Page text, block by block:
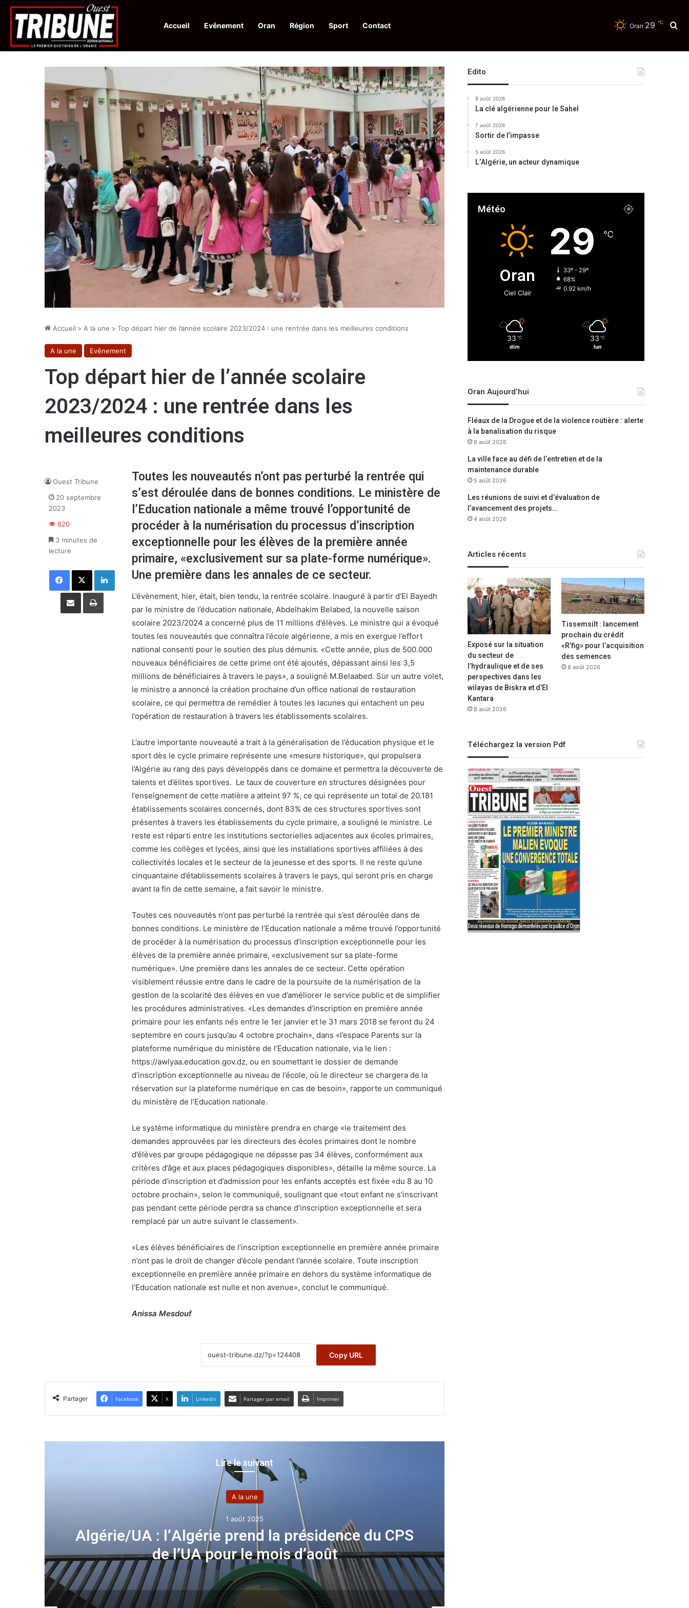
Accueil Evênement Oran Région Sport Contact Oran 29 ℃
Infos en Direct: La revue El Djeïch : l’Algérie poursuit la réalisation d’acquis qualitatifs et historiques dans un climat de sécurité et de stabilité
Accueil > A la une > Top départ hier de l’année scolaire 2023/2024 : une rentrée dans les meilleures conditions
A la une Evênement
Top départ hier de l’année scolaire
2023/2024 : une rentrée dans les
meilleures conditions
Toutes les nouveautés n’ont pas perturbé la rentrée qui
s’est déroulée dans de bonnes conditions. Le ministère de
l’Education nationale a même trouvé l’opportunité de
procéder à la numérisation du processus d’inscription
exceptionnelle pour les élèves de la première année
primaire, «exclusivement sur sa plate-forme numérique».
Une première dans les annales de ce secteur.
L’évènement, hier, était, bien tendu, la rentrée scolaire. Inauguré à partir d’El Bayedh
par le ministre de l’éducation nationale, Abdelhakim Belabed, la nouvelle saison
scolaire 2023/2024 a concerné plus de 11 millions d’élèves. Le ministre qui a évoqué
toutes les nouveautés que connaîtra l’école algérienne, a mis en exergue l’effort
national consenti pour le soutien des plus démunis. «Cette année, plus de 500.000
nouveaux bénéficiaires de cette prime ont été ajoutés, dépassant ainsi les 3,5
millions de bénéficiaires à travers le pays», a souligné M.Belaabed. Sur un autre volet,
le ministre a annoncé la création prochaine d’un office national de restauration
scolaire, ce qui permettra de remédier à toutes les lacunes qui entachent un peu
l’opération de restauration à travers les établissements scolaires.
L’autre importante nouveauté a trait à la généralisation de l’éducation physique et le
sport dès le cycle primaire représente une «mesure historique», qui propulsera
l’Algérie au rang des pays développés dans ce domaine et permettra la découverte de
talents et d’élites sportives. Le taux de couverture en structures désignées pour
l’enseignement de cette matière a atteint 97 %, ce qui représente un total de 20.181
établissements scolaires concernés, dont 83% de ces structures sportives sont
présentes à travers les établissements du cycle primaire, a souligné le ministre. Le
reste est réparti entre les institutions sectorielles adjacentes aux écoles primaires,
comme les collèges et lycées, ainsi que les installations sportives affiliées à des
collectivités locales et le secteur de la jeunesse et des sports. Il ne reste qu’une
cinquantaine d’établissements scolaires à travers le pays, qui seront pris en charge
avant la fin de cette semaine, a fait savoir le ministre.
Toutes ces nouveautés n’ont pas perturbé la rentrée qui s’est déroulée dans de
bonnes conditions. Le ministère de l’Education nationale a même trouvé l’opportunité
de procéder à la numérisation du processus d’inscription exceptionnelle pour les
élèves de la première année primaire, «exclusivement sur sa plate-forme
numérique». Une première dans les annales de ce secteur. Cette opération
visiblement réussie entre dans le cadre de la poursuite de la numérisation de la
gestion de la scolarité des élèves en vue d’améliorer le service public et de simplifier
les procédures administratives. «Les demandes d’inscription en première année
primaire pour les enfants nés entre le 1er janvier et le 31 mars 2018 se feront du 24
septembre en cours jusqu’au 4 octobre prochain», dans «l’espace Parents sur la
plateforme numérique du ministère de l’Education nationale, via le lien :
https://awlyaa.education.gov.dz, ou en soumettant le dossier de demande
d’inscription exceptionnelle au niveau de l’école, où le directeur se chargera de la
réservation sur la plateforme numérique en cas de besoin», rapporte un communiqué
du ministère de l’Education nationale.
Le système informatique du ministère prendra en charge «le traitement des
demandes approuvées par les directeurs des écoles primaires dont le nombre
d’élèves par groupe pédagogique ne dépasse pas 34 élèves, conformément aux
critères d’âge et aux places pédagogiques disponibles», détaille la même source. La
période d’inscription et d’admission pour les enfants acceptés est fixée «du 8 au 10
octobre prochain», selon le communiqué, soulignant que «tout enfant ne s’inscrivant
pas pendant cette période perdra sa chance d’inscription exceptionnelle et sera
remplacé par un autre suivant le classement».
«Les élèves bénéficiaires de l’inscription exceptionnelle en première année primaire
n’ont pas le droit de changer d’école pendant l’année scolaire. Toute inscription
exceptionnelle en première année primaire en dehors du système informatique de
l’Education nationale est nulle et non avenue», conclut le communiqué.
Anissa Mesdouf
Copy URL
Ouest Tribune
20 septembre
2023
620
3 minutes de
lecture
Facebook X Linkedin
Partager par email Imprimer
Partager Facebook X Linkedin Partager par email Imprimer
Lire le suivant
Diplomatie : Attaf reçoit la présidente de
l’Association France-Algérie
Edito
8 août 2026
La clé algérienne pour le Sahel
7 août 2026
Sortir de l’impasse
5 août 2026
L’Algérie, un acteur dynamique
Météo
Oran
Ciel Clair
29 ℃
33º - 29º
68%
0.92 km/h
33 ℃
dim
33 ℃
lun
Oran Aujourd’hui
Fléaux de la Drogue et de la violence routière : alerte
à la banalisation du risque
8 août 2026
La ville face au défi de l’entretien et de la
maintenance durable
5 août 2026
Les réunions de suivi et d’évaluation de
l’avancement des projets…
4 août 2026
Articles récents
Exposé sur la situation
du secteur de
l’hydraulique et de ses
perspectives dans les
wilayas de Biskra et d’El
Kantara
8 août 2026
Tissemsilt : lancement
prochain du crédit
«R’fig» pour l’acquisition
des semences
8 août 2026
Téléchargez la version Pdf